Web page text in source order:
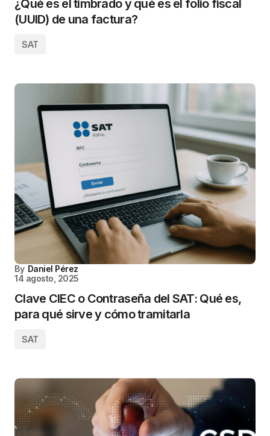
¿Qué es el timbrado y qué es el folio fiscal
(UUID) de una factura?
SAT
By Daniel Pérez
14 agosto, 2025
Clave CIEC o Contraseña del SAT: Qué es,
para qué sirve y cómo tramitarla
SAT